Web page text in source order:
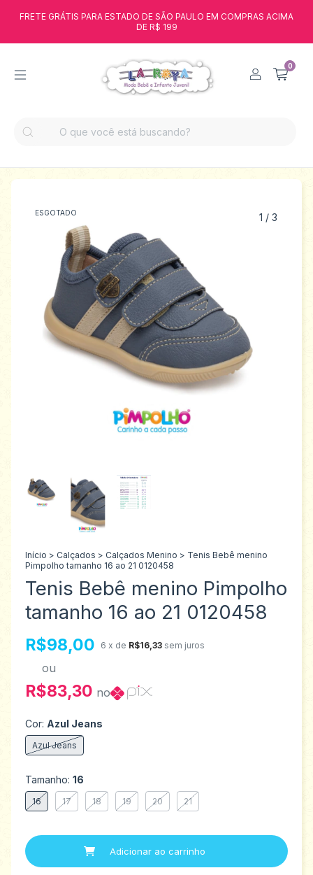
FRETE GRÁTIS PARA ESTADO DE SÃO PAULO EM COMPRAS ACIMA
DE R$ 199
0
ESGOTADO 1 / 3
Início > Calçados > Calçados Menino > Tenis Bebê menino
Pimpolho tamanho 16 ao 21 0120458
Tenis Bebê menino Pimpolho
tamanho 16 ao 21 0120458
R$98,00 6 x de R$16,33 sem juros
ou
R$83,30 no
Cor: Azul Jeans
Azul Jeans
Tamanho: 16
16 17 18 19 20 21